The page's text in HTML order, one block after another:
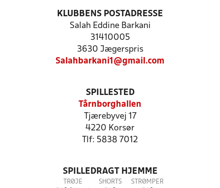
KLUBBENS POSTADRESSE
Salah Eddine Barkani
31410005
3630 Jægerspris
Salahbarkani1@gmail.com
SPILLESTED
Tårnborghallen
Tjærebyvej 17
4220 Korsør
Tlf: 5838 7012
SPILLEDRAGT HJEMME
TRØJE SHORTS STRØMPER